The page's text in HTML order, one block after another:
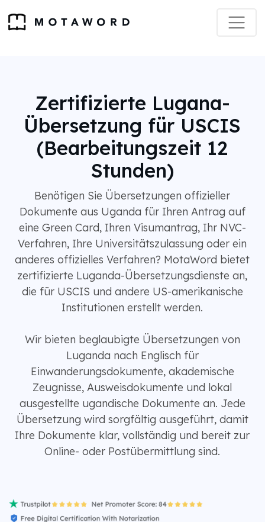
Zertifizierte Lugana-
Übersetzung für USCIS
(Bearbeitungszeit 12
Stunden)
Benötigen Sie Übersetzungen offizieller
Dokumente aus Uganda für Ihren Antrag auf
eine Green Card, Ihren Visumantrag, Ihr NVC-
Verfahren, Ihre Universitätszulassung oder ein
anderes offizielles Verfahren? MotaWord bietet
zertifizierte Luganda-Übersetzungsdienste an,
die für USCIS und andere US-amerikanische
Institutionen erstellt werden.
Wir bieten beglaubigte Übersetzungen von
Luganda nach Englisch für
Einwanderungsdokumente, akademische
Zeugnisse, Ausweisdokumente und lokal
ausgestellte ugandische Dokumente an. Jede
Übersetzung wird sorgfältig ausgeführt, damit
Ihre Dokumente klar, vollständig und bereit zur
Online- oder Postübermittlung sind.